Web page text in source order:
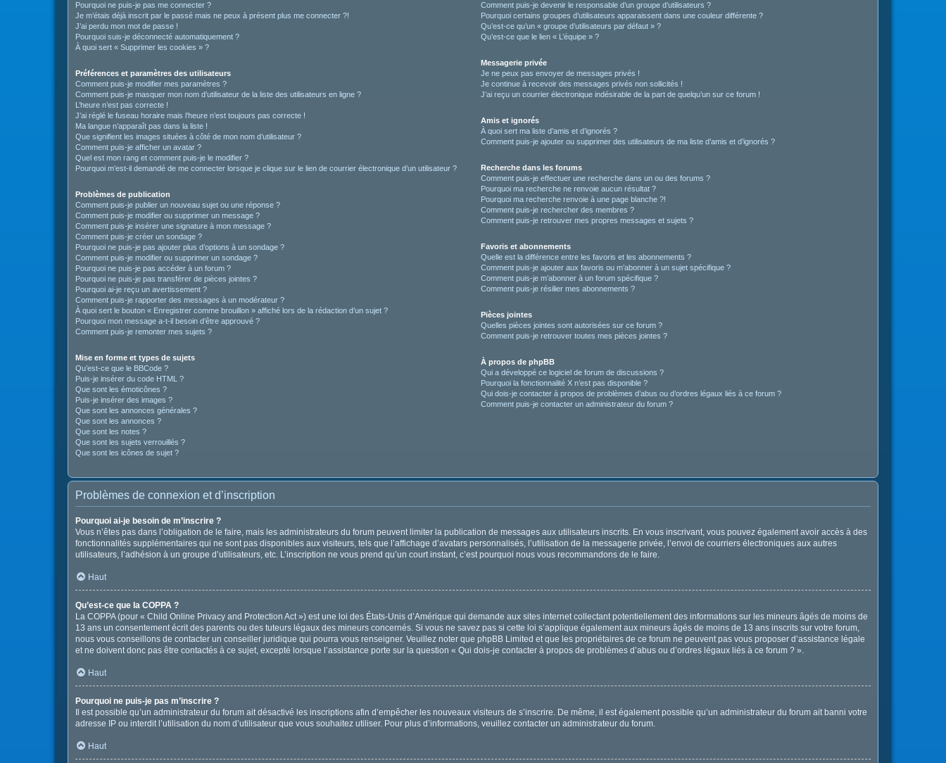
Pourquoi ne puis-je pas me connecter ?
Je m’étais déjà inscrit par le passé mais ne peux à présent plus me connecter ?!
J’ai perdu mon mot de passe !
Pourquoi suis-je déconnecté automatiquement ?
À quoi sert « Supprimer les cookies » ?
Préférences et paramètres des utilisateurs
Comment puis-je modifier mes paramètres ?
Comment puis-je masquer mon nom d’utilisateur de la liste des utilisateurs en ligne ?
L’heure n’est pas correcte !
J’ai réglé le fuseau horaire mais l’heure n’est toujours pas correcte !
Ma langue n’apparaît pas dans la liste !
Que signifient les images situées à côté de mon nom d’utilisateur ?
Comment puis-je afficher un avatar ?
Quel est mon rang et comment puis-je le modifier ?
Pourquoi m’est-il demandé de me connecter lorsque je clique sur le lien de courrier électronique d’un utilisateur ?
Problèmes de publication
Comment puis-je publier un nouveau sujet ou une réponse ?
Comment puis-je modifier ou supprimer un message ?
Comment puis-je insérer une signature à mon message ?
Comment puis-je créer un sondage ?
Pourquoi ne puis-je pas ajouter plus d’options à un sondage ?
Comment puis-je modifier ou supprimer un sondage ?
Pourquoi ne puis-je pas accéder à un forum ?
Pourquoi ne puis-je pas transférer de pièces jointes ?
Pourquoi ai-je reçu un avertissement ?
Comment puis-je rapporter des messages à un modérateur ?
À quoi sert le bouton « Enregistrer comme brouillon » affiché lors de la rédaction d’un sujet ?
Pourquoi mon message a-t-il besoin d’être approuvé ?
Comment puis-je remonter mes sujets ?
Mise en forme et types de sujets
Qu’est-ce que le BBCode ?
Puis-je insérer du code HTML ?
Que sont les émoticônes ?
Puis-je insérer des images ?
Que sont les annonces générales ?
Que sont les annonces ?
Que sont les notes ?
Que sont les sujets verrouillés ?
Que sont les icônes de sujet ?
Comment puis-je devenir le responsable d’un groupe d’utilisateurs ?
Pourquoi certains groupes d’utilisateurs apparaissent dans une couleur différente ?
Qu’est-ce qu’un « groupe d’utilisateurs par défaut » ?
Qu’est-ce que le lien « L’équipe » ?
Messagerie privée
Je ne peux pas envoyer de messages privés !
Je continue à recevoir des messages privés non sollicités !
J’ai reçu un courrier électronique indésirable de la part de quelqu’un sur ce forum !
Amis et ignorés
À quoi sert ma liste d’amis et d’ignorés ?
Comment puis-je ajouter ou supprimer des utilisateurs de ma liste d’amis et d’ignorés ?
Recherche dans les forums
Comment puis-je effectuer une recherche dans un ou des forums ?
Pourquoi ma recherche ne renvoie aucun résultat ?
Pourquoi ma recherche renvoie à une page blanche ?!
Comment puis-je rechercher des membres ?
Comment puis-je retrouver mes propres messages et sujets ?
Favoris et abonnements
Quelle est la différence entre les favoris et les abonnements ?
Comment puis-je ajouter aux favoris ou m’abonner à un sujet spécifique ?
Comment puis-je m’abonner à un forum spécifique ?
Comment puis-je résilier mes abonnements ?
Pièces jointes
Quelles pièces jointes sont autorisées sur ce forum ?
Comment puis-je retrouver toutes mes pièces jointes ?
À propos de phpBB
Qui a développé ce logiciel de forum de discussions ?
Pourquoi la fonctionnalité X n’est pas disponible ?
Qui dois-je contacter à propos de problèmes d’abus ou d’ordres légaux liés à ce forum ?
Comment puis-je contacter un administrateur du forum ?
Problèmes de connexion et d’inscription
Pourquoi ai-je besoin de m’inscrire ?
Vous n’êtes pas dans l’obligation de le faire, mais les administrateurs du forum peuvent limiter la publication de messages aux utilisateurs inscrits. En vous inscrivant, vous pouvez également avoir accès à des
fonctionnalités supplémentaires qui ne sont pas disponibles aux visiteurs, tels que l’affichage d’avatars personnalisés, l’utilisation de la messagerie privée, l’envoi de courriers électroniques aux autres
utilisateurs, l’adhésion à un groupe d’utilisateurs, etc. L’inscription ne vous prend qu’un court instant, c’est pourquoi nous vous recommandons de le faire.
Haut
Qu’est-ce que la COPPA ?
La COPPA (pour « Child Online Privacy and Protection Act ») est une loi des États-Unis d’Amérique qui demande aux sites internet collectant potentiellement des informations sur les mineurs âgés de moins de
13 ans un consentement écrit des parents ou des tuteurs légaux des mineurs concernés. Si vous ne savez pas si cette loi s’applique également aux mineurs âgés de moins de 13 ans inscrits sur votre forum,
nous vous conseillons de contacter un conseiller juridique qui pourra vous renseigner. Veuillez noter que phpBB Limited et que les propriétaires de ce forum ne peuvent pas vous proposer d’assistance légale
et ne doivent donc pas être contactés à ce sujet, excepté lorsque l’assistance porte sur la question « Qui dois-je contacter à propos de problèmes d’abus ou d’ordres légaux liés à ce forum ? ».
Haut
Pourquoi ne puis-je pas m’inscrire ?
Il est possible qu’un administrateur du forum ait désactivé les inscriptions afin d’empêcher les nouveaux visiteurs de s’inscrire. De même, il est également possible qu’un administrateur du forum ait banni votre
adresse IP ou interdit l’utilisation du nom d’utilisateur que vous souhaitez utiliser. Pour plus d’informations, veuillez contacter un administrateur du forum.
Haut